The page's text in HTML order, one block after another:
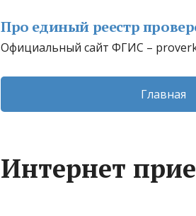
Про единый реестр
Официальный сайт ФГИС –
Главная
Интернет